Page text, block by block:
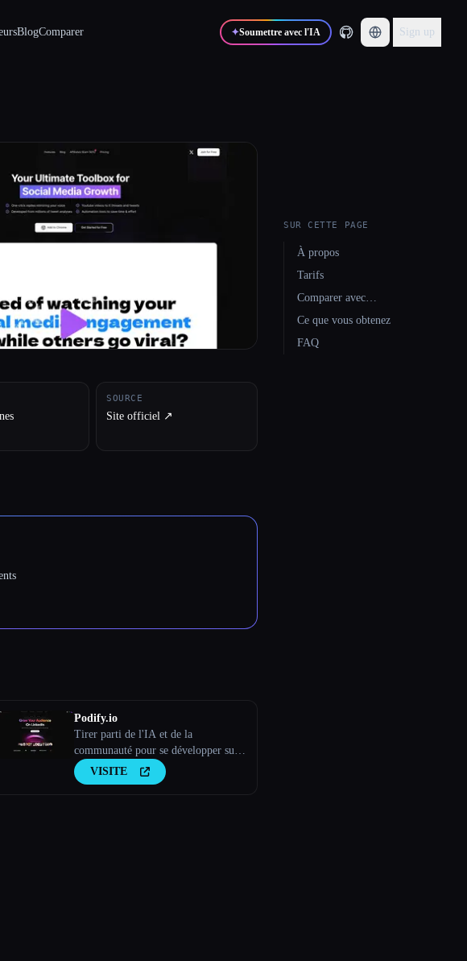
BlogComparer ✦Soumettre avec l'IA Sign up
SOURCE
Site officiel ↗︎
Podify.io
Tirer parti de l'IA et de la
communauté pour se développer sur
LinkedIn
VISITE
SUR CETTE PAGE
À propos
Tarifs
Comparer avec…
Ce que vous obtenez
FAQ